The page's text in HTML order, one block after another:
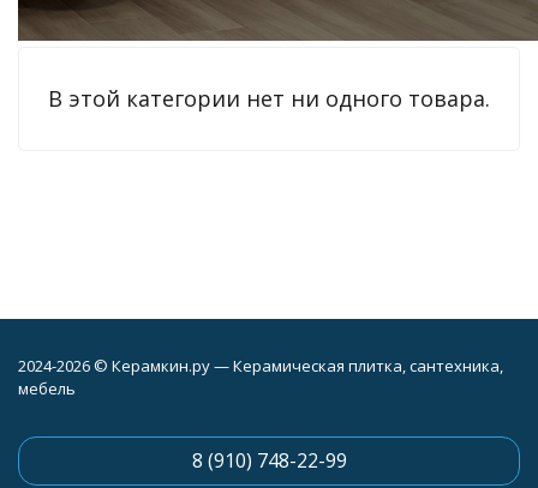
В этой категории нет ни одного товара.
2024-2026 © Керамкин.ру — Керамическая плитка, сантехника,
мебель
8 (910) 748-22-99